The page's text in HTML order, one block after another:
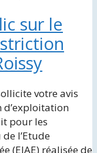
sur le
votre avis
d’exploitation
pour les
l’Etude
(EIAE) réalisée de